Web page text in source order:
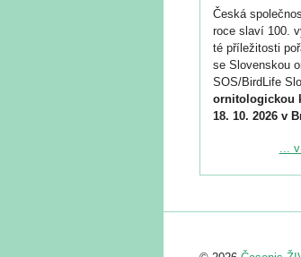
Česká
roce slaví 100.
té příležitosti
se Slovenskou
SOS/BirdLife
ornitologickou
18. 10. 2026 v
Podrobnější
Registrovat se
...